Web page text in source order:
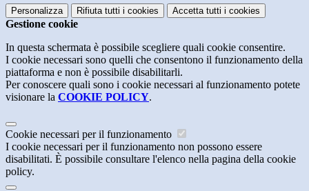
Personalizza Rifiuta tutti i cookies Accetta tutti i cookies
Gestione cookie
In questa schermata è possibile scegliere quali cookie consentire.
I cookie necessari sono quelli che consentono il funzionamento della
piattaforma e non è possibile disabilitarli.
Per conoscere quali sono i cookie necessari al funzionamento potete
visionare la COOKIE POLICY.
Cookie necessari per il funzionamento
I cookie necessari per il funzionamento non possono essere
disabilitati. È possibile consultare l'elenco nella pagina della cookie
policy.